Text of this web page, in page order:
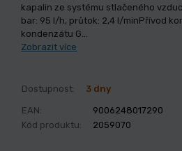
kapalin ze systému stlačeného
bar: 95 l/h, průtok: 2,4 l/minPřívod
kondenzátu G…
Zobrazit více
Dostupnost: 3 dny
EAN:
9006248017290
Kód produktu:
2059070